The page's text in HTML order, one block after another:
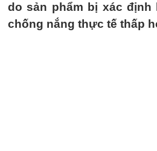
do sản phẩm bị xác định
chống nắng thực tế thấp